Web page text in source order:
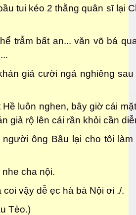
tui kéo 2 thằng quân sĩ lại
trẫm bất an... văn võ bá
giả cười ngả nghiêng
Hề luôn nghen, bây giờ cái
giả rộ lên cái rần khỏi cần
ông Bầu lại cho tôi làm
cha nội.
coi vậy dễ ẹc hà bà Nội ơi ./.
Tèo.)